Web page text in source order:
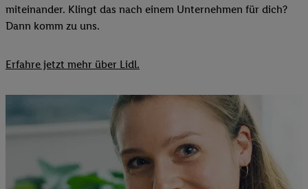
miteinander. Klingt das nach einem Unternehmen für dich?
Dann komm zu uns.​
Erfahre jetzt mehr über Lidl.